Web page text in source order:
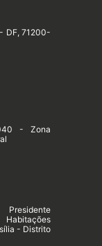
DF, 71200-
- Zona
- Distrito